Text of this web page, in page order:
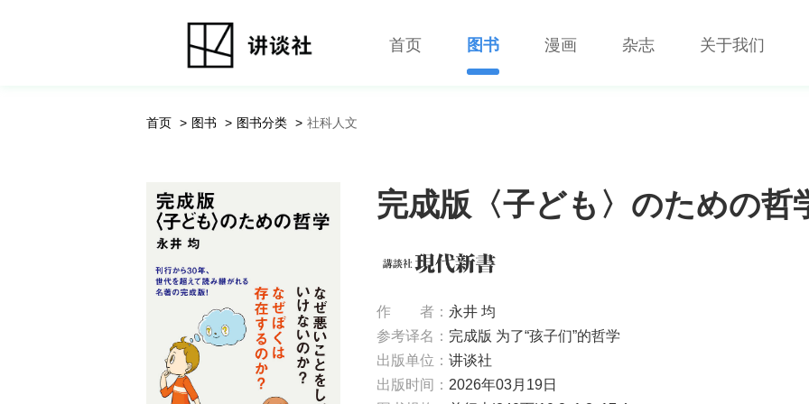
首页 图书 漫画 杂志 关于我们
首页 图书 图书分类 社科人文
完成版〈子ども〉のための哲
作 者： 永井 均
参考译名： 完成版 为了“孩子们”的哲学
出版单位： 讲谈社
出版时间： 2026年03月19日